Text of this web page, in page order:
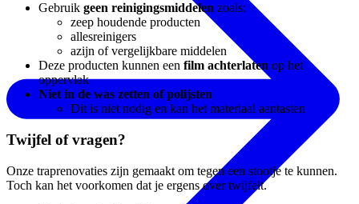
Gebruik geen reinigingsmiddelen zoals:
zeep houdende producten
allesreinigers
azijn of vergelijkbare middelen
Deze producten kunnen een film achterlaten op het
oppervlak
Niet in de was zetten of polijsten
Dit is niet nodig en kan het materiaal aantasten
Twijfel of vragen?
Onze traprenovaties zijn gemaakt om tegen een stootje te kunnen.
Toch kan het voorkomen dat je ergens over twijfelt.